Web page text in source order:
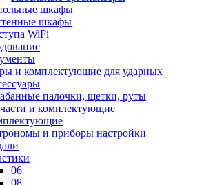
шкафы
шкафы
WiFi
и комплектующие для ударных
палочки, щетки, руты
и комплектующие
и приборы настройки
06
08